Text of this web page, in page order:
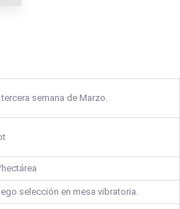
semana de Marzo.
selección en mesa vibratoria.